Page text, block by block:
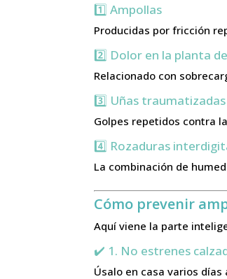
1️⃣ Ampollas
Producidas por fricción
2️⃣ Dolor en la planta
Relacionado con
3️⃣ Uñas traumatizadas
Golpes repetidos contra
4️⃣ Rozaduras
La combinación de
Cómo prevenir
Aquí viene la parte
✔️ 1. No estrenes
Úsalo en casa varios